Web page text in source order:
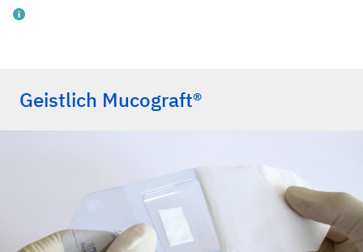
Sanz M, et al.: J Clin Periodontol 2009; 36(10): 868-76.
Abundo R & Corrente G: Chirurgia plastica parodontale –
Geistlich Mucograft®